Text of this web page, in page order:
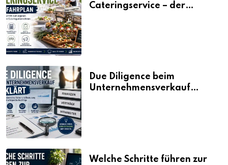
Cateringservice – der
Due Diligence beim
Unternehmensverkauf
Welche Schritte führen zur